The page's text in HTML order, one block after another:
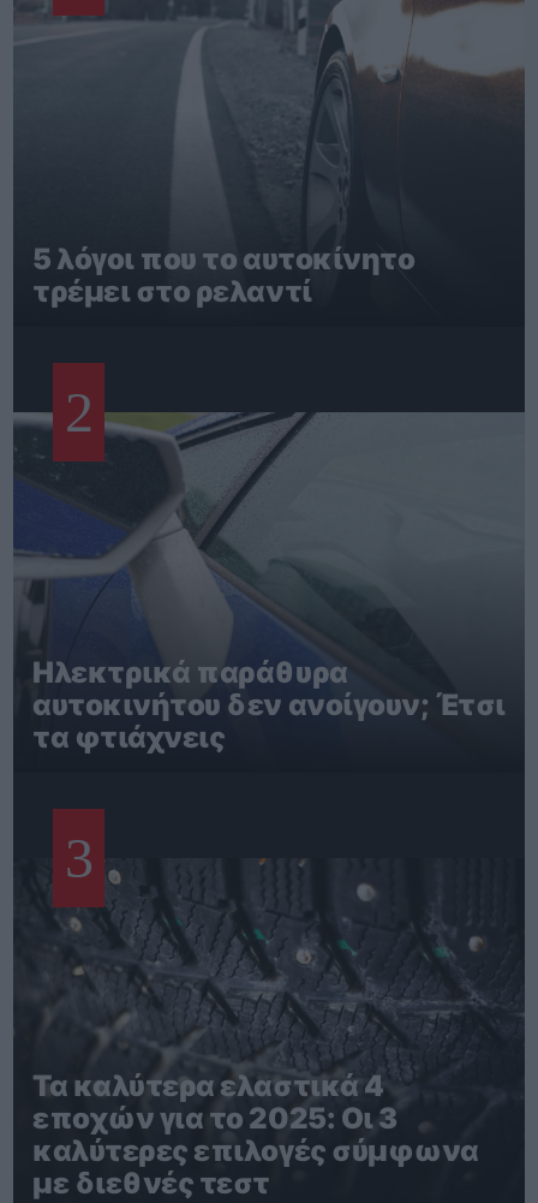
5 λόγοι που το αυτοκίνητο
τρέμει στο ρελαντί
2
Ηλεκτρικά παράθυρα
αυτοκινήτου δεν ανοίγουν; Έτσι
τα φτιάχνεις
3
Τα καλύτερα ελαστικά 4
εποχών για το 2025: Οι 3
καλύτερες επιλογές σύμφωνα
με διεθνές τεστ